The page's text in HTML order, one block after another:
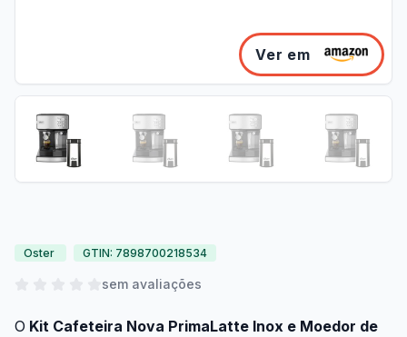
Ver em
Oster GTIN: 7898700218534
sem avaliações
O Kit Cafeteira Nova PrimaLatte Inox e Moedor de